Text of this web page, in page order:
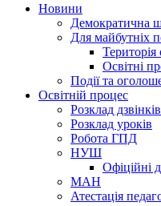
Новини
Демократична
Для майбутніх
Освітні
Події та
Освітній процес
Розклад дзвінків
Розклад уроків
Робота ГПД
НУШ
Офіційні
МАН
Атестація